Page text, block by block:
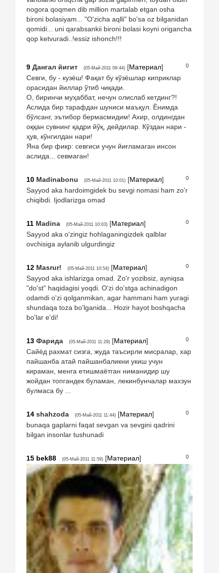
nogora qoqmen dib million martalab etgan osha
bironi bolasiyam... "O'zicha aqlli" bo'sa oz bilganidan
qomidi... uni qarabsankii bironi bolasi koyni origancha
qop ketvuradi..!essiz ishonch!!!
0
9 Дангал йигит (05-Май-2011 09:44) [Материал]
Севги, бу - кузёш! Фақат бу кўзёшлар киприклар
орасидан йиллар ўтиб чиқади.
О, биринчи муҳаббат, нечун олислаб кетдинг?!
Аслида бир тарафдан шуниси маъқул. Ёнимда
бўлсанг, эътибор бермасмидим! Ахир, олдингдан
оққан сувнинг қадри йўқ, дейдилар. Кўздан нари -
ҳув, кўнгилдан нари!
Яна бир фикр: севгиси учун йиғламаган инсон
аслида... севмаган!
0
10 Madinabonu (05-Май-2011 10:01) [Материал]
Sayyod aka hardoimgidek bu sevgi nomasi ham zo'r
chiqibdi. Ijodlarizga omad
0
11 Madina (05-Май-2011 10:03) [Материал]
Sayyod aka o'zingiz hohlaganingizdek qalblar
ovchisiga aylanib ulgurdingiz
0
12 Masrur! (05-Май-2011 10:54) [Материал]
Sayyod aka ishlarizga omad. Zo'r yozibsiz, ayniqsa
"do'st" haqidagisi yoqdi. O'zi do'stga achinadigon
odamdi o'zi qolganmikan, agar hammani ham yuragi
shundaqa toza bo'lganida... Hozir hayot boshqacha
bo'lar e'di!
0
13 Фарида (05-Май-2011 11:29) [Материал]
Сайёд рахмат сизга, жуда таъсирли мисралар, хар
пайшанба атай пайшанбаликни укиш учун
кираман, менга етишмаётган ниманидир шу
жойдан топгандек буламан, лекинбунчалар махзун
булмаса бу ...
0
14 shahzoda (05-Май-2011 11:44) [Материал]
bunaqa gaplarni faqat sevgan va sevgini qadrini
bilgan insonlar tushunadi
0
15 bek88 (05-Май-2011 11:59) [Материал]